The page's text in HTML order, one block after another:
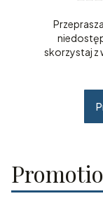
skorzystaj z